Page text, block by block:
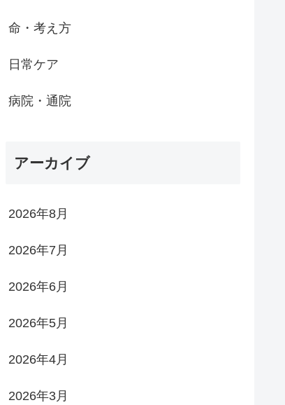
命・考え方
日常ケア
病院・通院
アーカイブ
2026年8月
2026年7月
2026年6月
2026年5月
2026年4月
2026年3月